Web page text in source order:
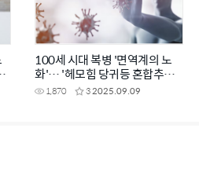
100세 시대 복병 '면역계의 노
화'… '헤모힘 당귀등 혼합추출
물'로 미리 관리하세요
1,870 32025.09.09